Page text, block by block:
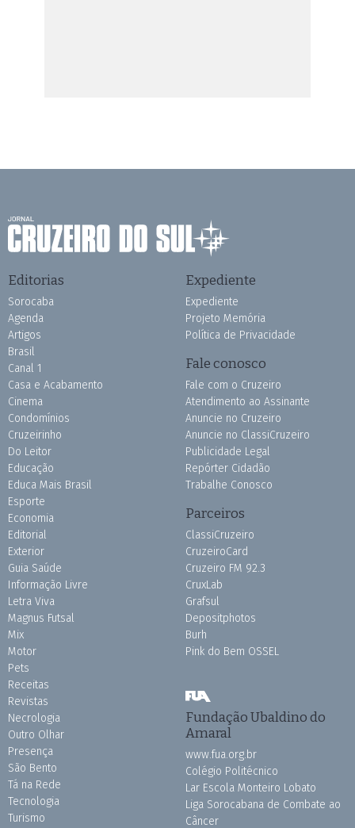
Editorias
Sorocaba
Agenda
Artigos
Brasil
Canal 1
Casa e Acabamento
Cinema
Condomínios
Cruzeirinho
Do Leitor
Educação
Educa Mais Brasil
Esporte
Economia
Editorial
Exterior
Guia Saúde
Informação Livre
Letra Viva
Magnus Futsal
Mix
Motor
Pets
Receitas
Revistas
Necrologia
Outro Olhar
Presença
São Bento
Tá na Rede
Tecnologia
Turismo
Expediente
Expediente
Projeto Memória
Política de Privacidade
Fale conosco
Fale com o Cruzeiro
Atendimento ao Assinante
Anuncie no Cruzeiro
Anuncie no ClassiCruzeiro
Publicidade Legal
Repórter Cidadão
Trabalhe Conosco
Parceiros
ClassiCruzeiro
CruzeiroCard
Cruzeiro FM 92.3
CruxLab
Grafsul
Depositphotos
Burh
Pink do Bem OSSEL
Fundação Ubaldino do
Amaral
www.fua.org.br
Colégio Politécnico
Lar Escola Monteiro Lobato
Liga Sorocabana de Combate ao
Câncer